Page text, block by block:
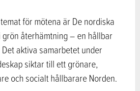
för mötena är De nordiska
återhämtning – en hållbar
aktiva samarbetet under
siktar till ett grönare,
och socialt hållbarare Norden.